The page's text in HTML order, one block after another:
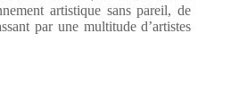
artistique sans pareil, de
par une multitude d’artistes